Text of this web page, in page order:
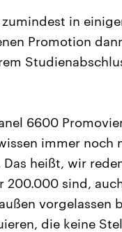
in
Promotion
6600
immer noch
heißt, wir
sind,
vorgelassen
die keine